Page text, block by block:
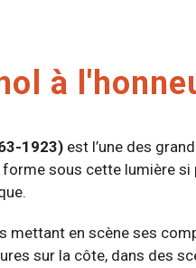
à
1923)est l’une des
forme sous cette lumière
mettant en scène ses
sur la côte, dans des